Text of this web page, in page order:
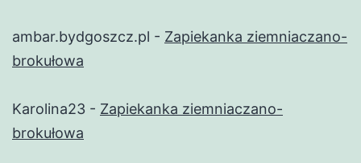
ambar.bydgoszcz.pl - Zapiekanka ziemniaczano-
brokułowa
Karolina23 - Zapiekanka ziemniaczano-
brokułowa